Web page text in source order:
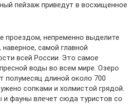
пейзаж приведут в восхищенное
проездом, непременно выделите
самой главной
всей России. Это самое
воды во всем мире. Озеро
полумесяц длиной около 700
сопками и холмистой грядой.
и фауны влечет сюда туристов со